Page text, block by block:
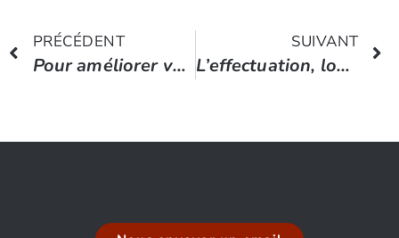
PRÉCÉDENT
Pour améliorer votre équipe, travaillez d’abord sur vous-même
SUIVANT
L’effectuation, logique de pensée des entrepreneurs experts